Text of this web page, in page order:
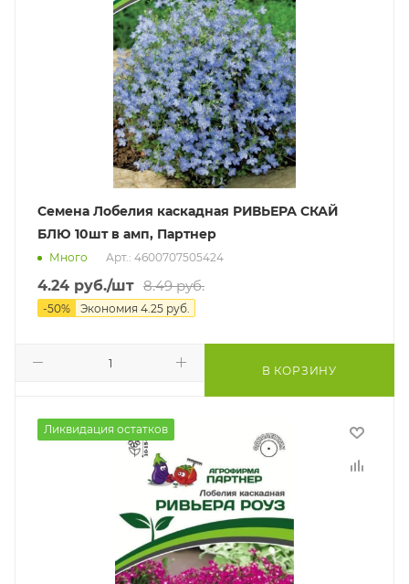
Семена Лобелия каскадная РИВЬЕРА СКАЙ
БЛЮ 10шт в амп, Партнер
Много Арт.: 4600707505424
4.24 руб./шт 8.49руб.
-50% Экономия 4.25 руб.
В КОРЗИНУ
Ликвидация остатков